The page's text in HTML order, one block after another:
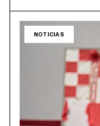
NOTICIAS